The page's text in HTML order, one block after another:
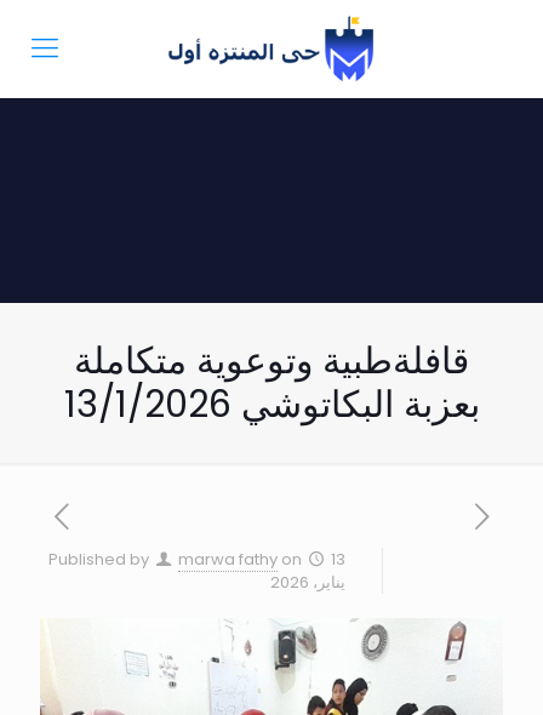
قافلةطبية وتوعوية متكاملة
بعزبة البكاتوشي 13/1/2026
Published by marwa fathy on
13
يناير، 2026